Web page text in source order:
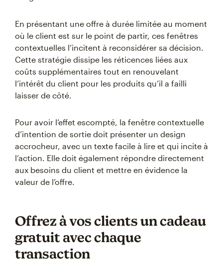
En présentant une offre à durée limitée au moment
où le client est sur le point de partir, ces fenêtres
contextuelles l’incitent à reconsidérer sa décision.
Cette stratégie dissipe les réticences liées aux
coûts supplémentaires tout en renouvelant
l’intérêt du client pour les produits qu’il a failli
laisser de côté.
Pour avoir l’effet escompté, la fenêtre contextuelle
d’intention de sortie doit présenter un design
accrocheur, avec un texte facile à lire et qui incite à
l’action. Elle doit également répondre directement
aux besoins du client et mettre en évidence la
valeur de l’offre.
Offrez à vos clients un cadeau
gratuit avec chaque
transaction